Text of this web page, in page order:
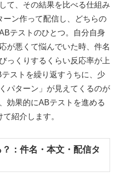
て、その結果を比べる仕組み
ーン作って配信し、どちらの
テストのひとつ。自分自身
が悪くて悩んでいた時、件名
っくりするくらい反応率が上
ストを繰り返すうちに、少
パターン」が見えてくるのが
効果的にABテストを進める
紹介します。
：件名・本文・配信タ